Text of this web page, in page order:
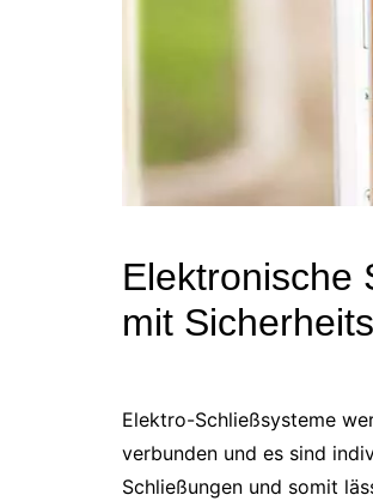
Elektronische
mit
Elektro-Schließsysteme
verbunden und es sind
Schließungen und somit